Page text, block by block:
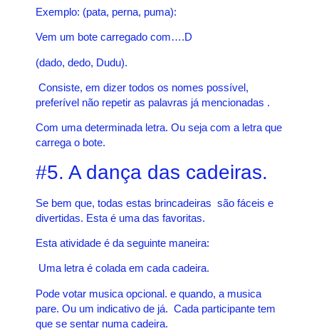
Exemplo: (pata, perna, puma):
Vem um bote carregado com….D
(dado, dedo, Dudu).
Consiste, em dizer todos os nomes possível,
preferível não repetir as palavras já mencionadas .
Com uma determinada letra. Ou seja com a letra que
carrega o bote.
#5. A dança das cadeiras.
Se bem que, todas estas brincadeiras são fáceis e
divertidas. Esta é uma das favoritas.
Esta atividade é da seguinte maneira:
Uma letra é colada em cada cadeira.
Pode votar musica opcional. e quando, a musica
pare. Ou um indicativo de já. Cada participante tem
que se sentar numa cadeira.